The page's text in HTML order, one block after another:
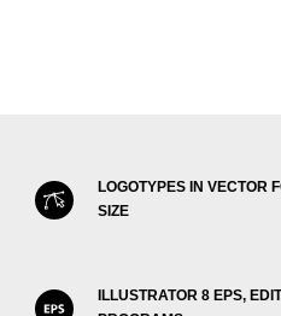
LOGOTYPES IN VECTOR
SIZE
ILLUSTRATOR 8 EPS,